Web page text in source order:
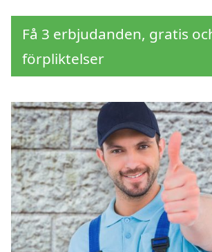
Få 3 erbjudanden, gratis
förpliktelser